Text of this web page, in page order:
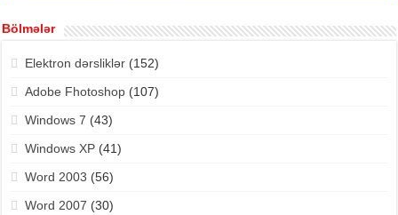
Bölmələr
Elektron dərsliklər(152)
Adobe Fhotoshop(107)
Windows 7 (43)
Windows XP(41)
Word 2003 (56)
Word 2007 (30)